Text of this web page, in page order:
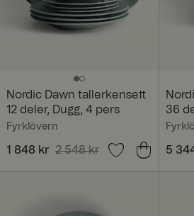
Nordic Dawn tallerkensett
12 deler, Dugg, 4 pers
Fyrklövern
Nåværende pris:
1 848 kr 2 548 kr
36
5